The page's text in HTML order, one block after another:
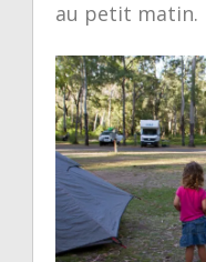
au petit matin.